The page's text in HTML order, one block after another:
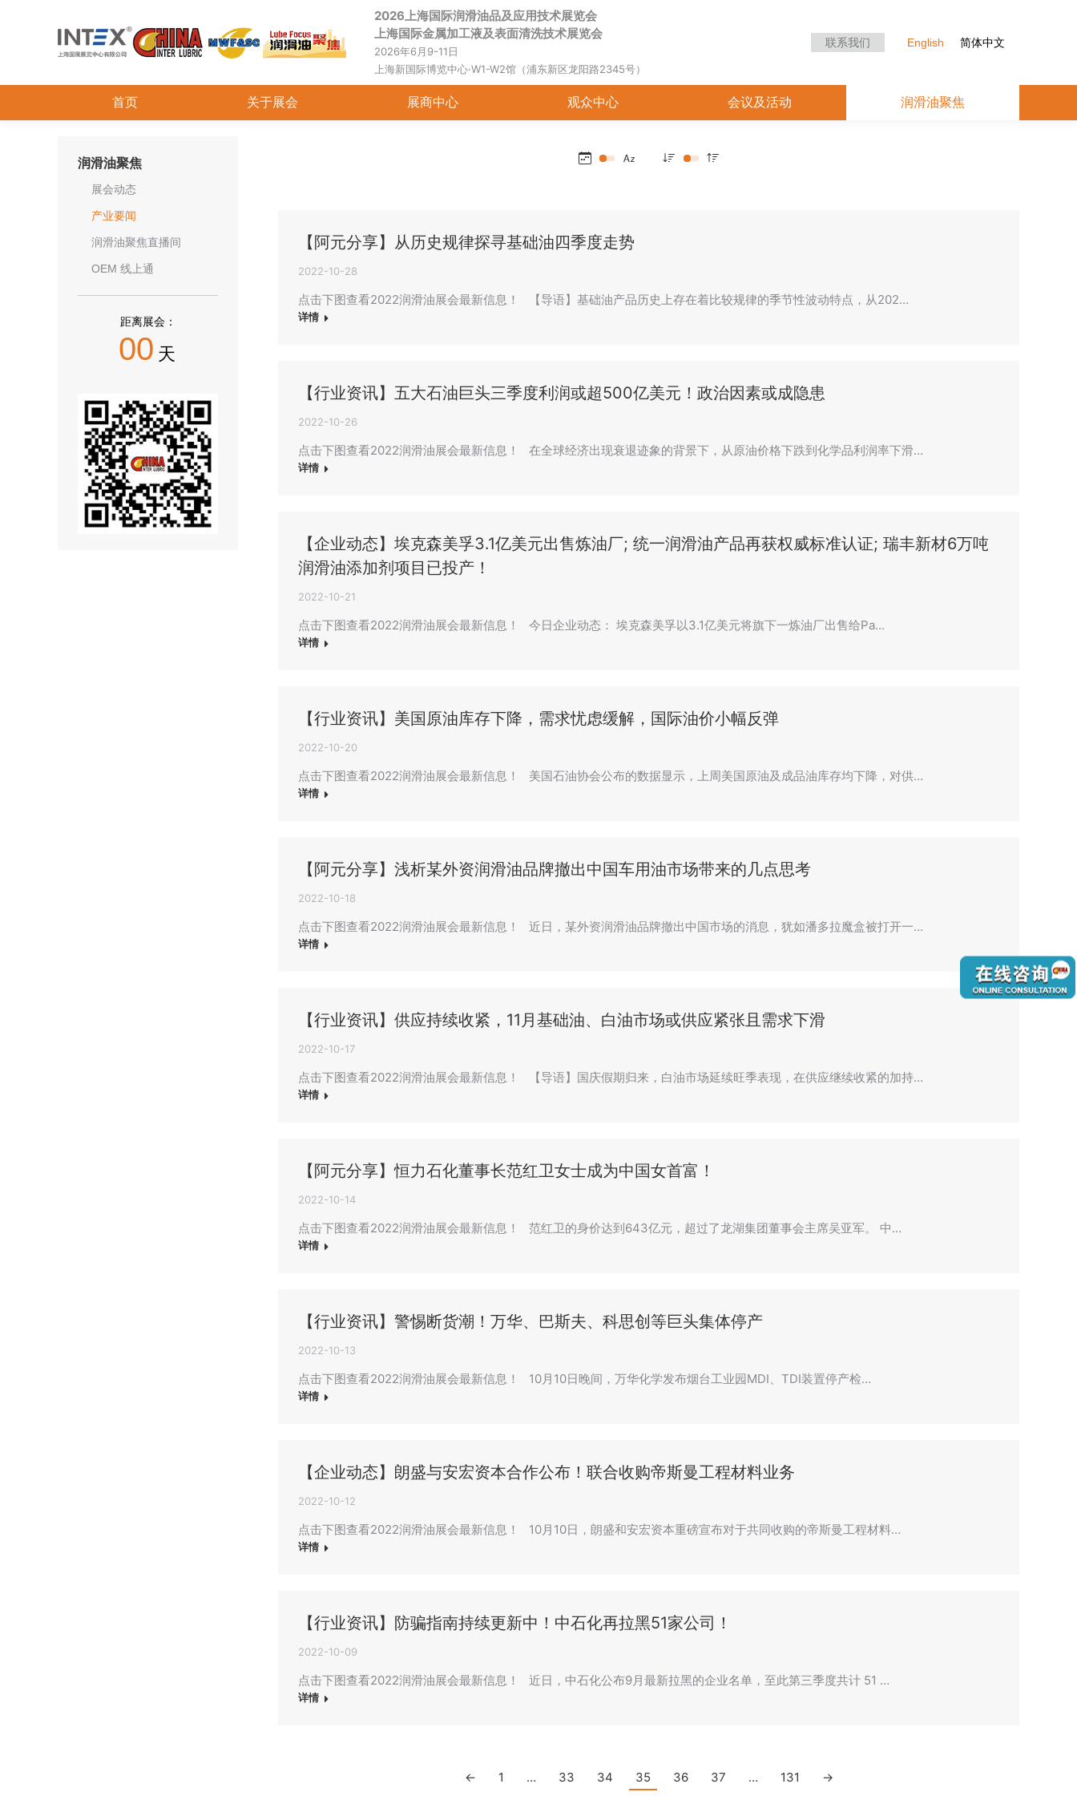
2026上海国际润滑油品及应用技术展览会
上海国际金属加工液及表面清洗技术展览会
2026年6月9-11日
上海新国际博览中心·W1-W2馆（浦东新区龙阳路2345号）
联系我们 English 简体中文
首页 关于展会 展商中心 观众中心 会议及活动 润滑油聚焦
【阿元分享】从历史规律探寻基础油四季度走势
2022-10-28
点击下图查看2022润滑油展会最新信息！ 【导语】基础油产品历史上存在着比较规律的季节性波动特点，从202…
详情
【行业资讯】五大石油巨头三季度利润或超500亿美元！政治因素或成隐患
2022-10-26
点击下图查看2022润滑油展会最新信息！ 在全球经济出现衰退迹象的背景下，从原油价格下跌到化学品利润率下滑…
详情
【企业动态】埃克森美孚3.1亿美元出售炼油厂; 统一润滑油产品再获权威标准认证; 瑞丰新材6万吨
润滑油添加剂项目已投产！
2022-10-21
点击下图查看2022润滑油展会最新信息！ 今日企业动态： 埃克森美孚以3.1亿美元将旗下一炼油厂出售给Pa…
详情
【行业资讯】美国原油库存下降，需求忧虑缓解，国际油价小幅反弹
2022-10-20
点击下图查看2022润滑油展会最新信息！ 美国石油协会公布的数据显示，上周美国原油及成品油库存均下降，对供…
详情
【阿元分享】浅析某外资润滑油品牌撤出中国车用油市场带来的几点思考
2022-10-18
点击下图查看2022润滑油展会最新信息！ 近日，某外资润滑油品牌撤出中国市场的消息，犹如潘多拉魔盒被打开一…
详情
【行业资讯】供应持续收紧，11月基础油、白油市场或供应紧张且需求下滑
2022-10-17
点击下图查看2022润滑油展会最新信息！ 【导语】国庆假期归来，白油市场延续旺季表现，在供应继续收紧的加持…
详情
【阿元分享】恒力石化董事长范红卫女士成为中国女首富！
2022-10-14
点击下图查看2022润滑油展会最新信息！ 范红卫的身价达到643亿元，超过了龙湖集团董事会主席吴亚军。 中…
详情
【行业资讯】警惕断货潮！万华、巴斯夫、科思创等巨头集体停产
2022-10-13
点击下图查看2022润滑油展会最新信息！ 10月10日晚间，万华化学发布烟台工业园MDI、TDI装置停产检…
详情
【企业动态】朗盛与安宏资本合作公布！联合收购帝斯曼工程材料业务
2022-10-12
点击下图查看2022润滑油展会最新信息！ 10月10日，朗盛和安宏资本重磅宣布对于共同收购的帝斯曼工程材料…
详情
【行业资讯】防骗指南持续更新中！中石化再拉黑51家公司！
2022-10-09
点击下图查看2022润滑油展会最新信息！ 近日，中石化公布9月最新拉黑的企业名单，至此第三季度共计 51 …
详情
← 1 … 33 34 35 36 37 … 131 →
润滑油聚焦
展会动态
产业要闻
润滑油聚焦直播间
OEM 线上通
距离展会：
00 天
首页 关于展会 展商中心